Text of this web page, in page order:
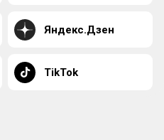
Яндекс.Дзен
TikTok